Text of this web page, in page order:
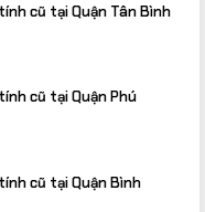
cũ tại Quận Tân Bình
cũ tại Quận Phú
cũ tại Quận Bình